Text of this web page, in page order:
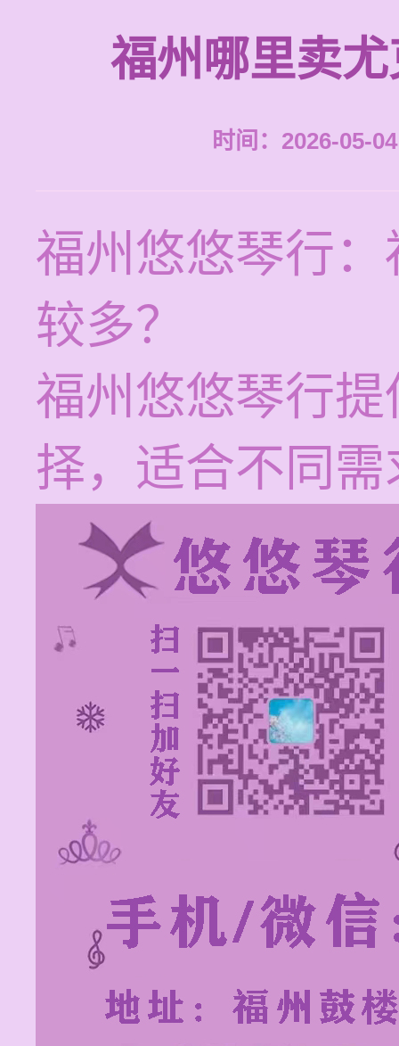
福州哪里卖
时间：2026-05-
福州悠悠琴行
较多？
福州悠悠琴行
择，适合不同